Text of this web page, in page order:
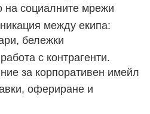
на социалните мрежи
между екипа:
бележки
с контрагенти.
за корпоративен имейл
офериране и